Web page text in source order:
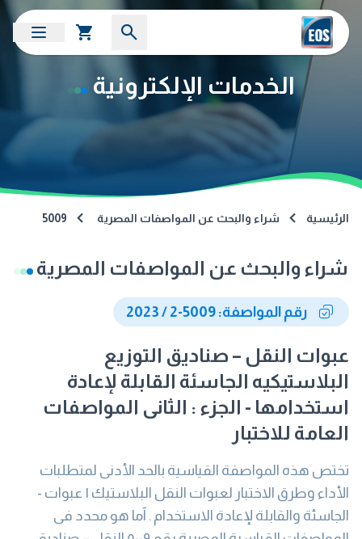
الخدمات الإلكترونية
الرئيسية شراء والبحث عن المواصفات المصرية 5009
شراء والبحث عن المواصفات المصرية
رقم المواصفة: 5009-2 / 2023
عبوات النقل – صناديق التوزيع
البلاستيكيه الجاسئة القابلة لإعادة
استخدامها - الجزء : الثانى المواصفات
العامة للاختبار
تختص هذه المواصفة القياسية بالحد الأدنى لمتطلبات
الأداء وطرق الاختبار لعبوات النقل البلاستيك ١ عبوات -
الجاسئة والقابلة لإعادة الاستخدام . آما هو محدد فى